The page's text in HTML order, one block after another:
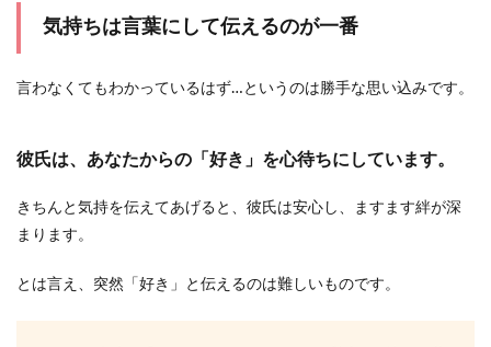
スペイン人男性の特徴と恋愛観につい
スペイン人の男性は、日本人男性と比べて彫りの
スペイン人の...
彼氏は私の体が目的？体目的男の特徴
気持ちは言葉にして伝えるのが一番
言わなくてもわかっているはず…というのは勝手な思い込みです。
彼氏は、あなたからの「好き」を心待ちにしています。
きちんと気持を伝えてあげると、彼氏は安心し、ますます絆が深
まります。
とは言え、突然「好き」と伝えるのは難しいものです。